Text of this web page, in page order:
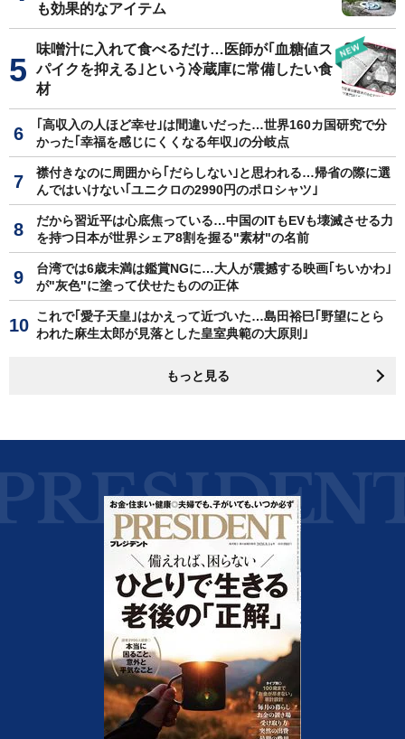
も効果的なアイテム
味噌汁に入れて食べるだけ…医師が｢血糖値ス
パイクを抑える｣という冷蔵庫に常備したい食
材
｢高収入の人ほど幸せ｣は間違いだった…世界160カ国研究で分
かった｢幸福を感じにくくなる年収｣の分岐点
襟付きなのに周囲から｢だらしない｣と思われる…帰省の際に選
んではいけない｢ユニクロの2990円のポロシャツ｣
だから習近平は心底焦っている…中国のITもEVも壊滅させる力
を持つ日本が世界シェア8割を握る"素材"の名前
台湾では6歳未満は鑑賞NGに…大人が震撼する映画｢ちいかわ｣
が"灰色"に塗って伏せたものの正体
これで｢愛子天皇｣はかえって近づいた…島田裕巳｢野望にとら
われた麻生太郎が見落とした皇室典範の大原則｣
もっと見る